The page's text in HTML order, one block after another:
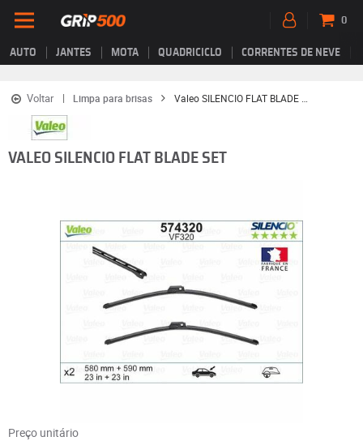
AUTO JANTES MOTA QUADRICICLO CORRENTES DE NEVE
0
Voltar Limpa para brisas
VALEO SILENCIO FLAT BLADE SET
Preço unitário